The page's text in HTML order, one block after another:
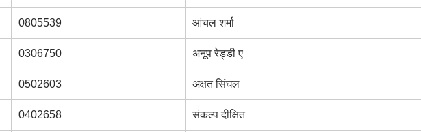
0805539 आंचल शर्मा
0306750 अनूप रेड्डी ए
0502603 अक्षत सिंघल
0402658 संकल्प दीक्षित